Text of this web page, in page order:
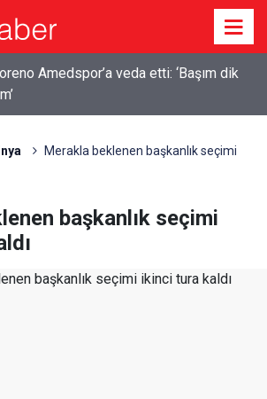
Amedspor’a veda etti: ‘Başım dik
Merakla beklenen başkanlık seçimi
başkanlık seçimi